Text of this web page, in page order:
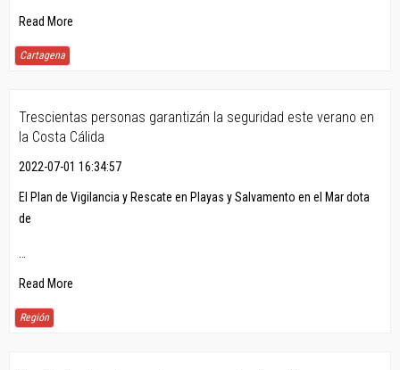
Read More
Cartagena
Trescientas personas garantizán la seguridad este verano en
la Costa Cálida
2022-07-01 16:34:57
El Plan de Vigilancia y Rescate en Playas y Salvamento en el Mar dota
de
…
Read More
Región